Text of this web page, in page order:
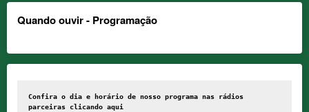
Quando ouvir - Programação
Confira o dia e horário de nosso programa nas rádios
parceiras clicando aqui